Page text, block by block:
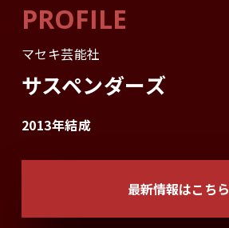
PROFILE
マセキ芸能社
サスペンダーズ
2013年結成
最新情報はこちら